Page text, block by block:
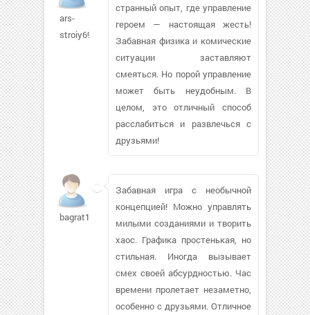
ars-
stroiy690
странный опыт, где управление
героем — настоящая жесть!
Забавная физика и комические
ситуации заставляют
смеяться. Но порой управление
может быть неудобным. В
целом, это отличный способ
расслабиться и развлечься с
друзьями!
bagrat108573
Забавная игра с необычной
концепцией! Можно управлять
милыми созданиями и творить
хаос. Графика простенькая, но
стильная. Иногда вызывает
смех своей абсурдностью. Час
времени пролетает незаметно,
особенно с друзьями. Отличное